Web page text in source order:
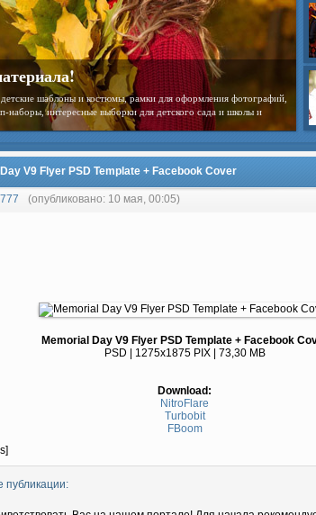
шаблоны и костюмы, рамки для оформления фотографий,
наборы, интересные выборки для детского сада и школы и
V9 Flyer PSD Template + Facebook Cover
(опубликовано: 10 мая, 00:05)
Memorial Day V9 Flyer PSD Template + Facebook
PSD | 1275x1875 PIX | 73,30 MB
Download:
NitroFlare
Turbobit
FBoom
публикации: